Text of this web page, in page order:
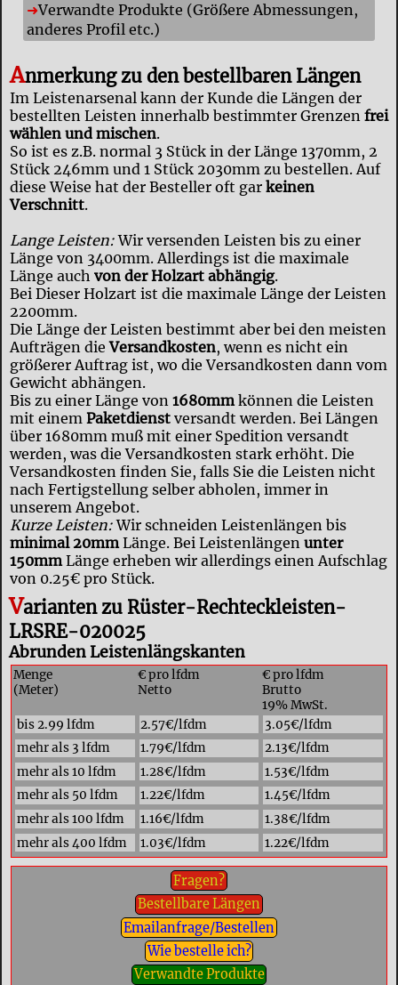
Verwandte Produkte (Größere Abmessungen,
anderes Profil etc.)
Anmerkung zu den bestellbaren Längen
Im Leistenarsenal kann der Kunde die Längen der
bestellten Leisten innerhalb bestimmter Grenzenfrei
wählen und mischen.
So ist es z.B. normal 3 Stück in der Länge 1370mm, 2
Stück 246mm und 1 Stück 2030mm zu bestellen. Auf
diese Weise hat der Besteller oft garkeinen
Verschnitt.
Lange Leisten:Wir versenden Leisten bis zu einer
Länge von 3400mm. Allerdings ist die maximale
Länge auchvon der Holzart abhängig.
Bei Dieser Holzart ist die maximale Länge der Leisten
2200mm.
Die Länge der Leisten bestimmt aber bei den meisten
Aufträgen dieVersandkosten, wenn es nicht ein
größerer Auftrag ist, wo die Versandkosten dann vom
Gewicht abhängen.
Bis zu einer Länge von1680mm können die Leisten
mit einemPaketdienst versandt werden. Bei Längen
über 1680mm muß mit einer Spedition versandt
werden, was die Versandkosten stark erhöht. Die
Versandkosten finden Sie, falls Sie die Leisten nicht
nach Fertigstellung selber abholen, immer in
unserem Angebot.
Kurze Leisten:Wir schneiden Leistenlängen bis
minimal 20mm Länge. Bei Leistenlängenunter
150mm Länge erheben wir allerdings einen Aufschlag
von 0.25€ pro Stück.
Varianten zu Rüster-Rechteckleisten-
LRSRE-020025
Abrunden Leistenlängskanten
Menge
(Meter)
€ pro lfdm
Netto
€ pro lfdm
Brutto
19% MwSt.
bis 2.99 lfdm
2.57€/lfdm
3.05€/lfdm
mehr als 3 lfdm
1.79€/lfdm
2.13€/lfdm
mehr als 10 lfdm
1.28€/lfdm
1.53€/lfdm
mehr als 50 lfdm
1.22€/lfdm
1.45€/lfdm
mehr als 100 lfdm
1.16€/lfdm
1.38€/lfdm
mehr als 400 lfdm
1.03€/lfdm 1.22€/lfdm
Fragen?
Bestellbare Längen
Emailanfrage/Bestellen
Wie bestelle ich?
Verwandte Produkte